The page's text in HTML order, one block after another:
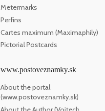
Metermarks
Perfins
Cartes maximum (Maximaphily)
Pictorial Postcards
www.postoveznamky.sk
About the portal
(www.postoveznamky.sk)